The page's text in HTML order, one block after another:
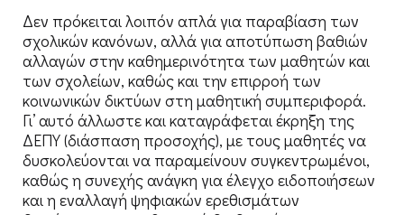
Δεν πρόκειται λοιπόν απλά για παραβίαση των
σχολικών κανόνων, αλλά για αποτύπωση βαθιών
αλλαγών στην καθημερινότητα των μαθητών και
των σχολείων, καθώς και την επιρροή των
κοινωνικών δικτύων στη μαθητική συμπεριφορά.
Γι’ αυτό άλλωστε και καταγράφεται έκρηξη της
ΔΕΠΥ (διάσπαση προσοχής), με τους μαθητές να
δυσκολεύονται να παραμείνουν συγκεντρωμένοι,
καθώς η συνεχής ανάγκη για έλεγχο ειδοποιήσεων
και η εναλλαγή ψηφιακών ερεθισμάτων